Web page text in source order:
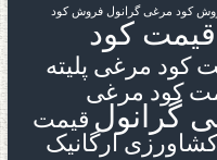
کود مرغی گرانول فروش کود
قیمت کود
کود مرغی پلیته
کود مرغی
گرانول قیمت
ارگانیک